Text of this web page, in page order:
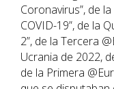
Coronavirus”, de
COVID-19”, de la
2”, de la Tercera
Ucrania de 2022,
de la Primera